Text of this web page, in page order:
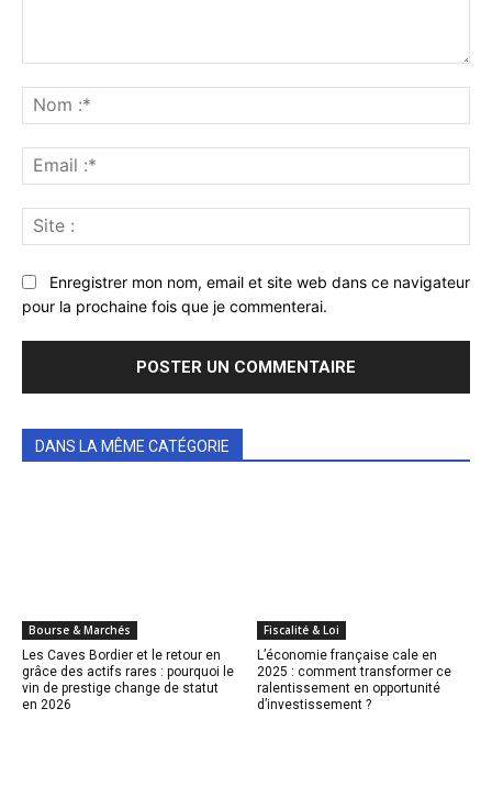
:*
:*
:
Enregistrer mon nom, email et site web dans ce navigateur
pour la prochaine fois que je commenterai.
DANS LA MÊME CATÉGORIE
Bourse & Marchés
Les Caves Bordier et le retour en
grâce des actifs rares : pourquoi le
vin de prestige change de statut
en 2026
Fiscalité & Loi
L’économie française cale en
2025 : comment transformer ce
ralentissement en opportunité
d’investissement ?